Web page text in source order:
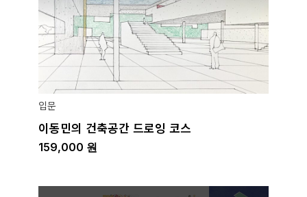
입문
이동민의 건축공간 드로잉 코스
159,000 원